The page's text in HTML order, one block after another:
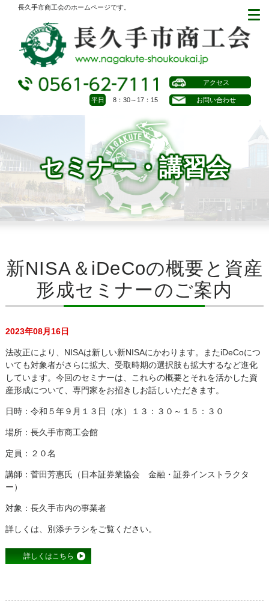
長久手市商工会のホームページです。
平日 8：30～17：15
アクセス
お問い合わせ
セミナー・講習会
新NISA＆iDeCoの概要と資産
形成セミナーのご案内
2023年08月16日
法改正により、NISAは新しい新NISAにかわります。またiDeCoにつ
いても対象者がさらに拡大、受取時期の選択肢も拡大するなど進化
しています。今回のセミナーは、これらの概要とそれを活かした資
産形成について、専門家をお招きしお話しいただきます。
日時：令和５年９月１３日（水）１３：３０～１５：３０
場所：長久手市商工会館
定員：２０名
講師：菅田芳惠氏（日本証券業協会 金融・証券インストラクタ
ー）
対象：長久手市内の事業者
詳しくは、別添チラシをご覧ください。
詳しくはこちら